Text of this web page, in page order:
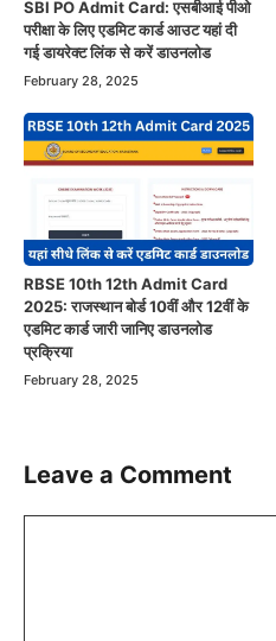
SBI PO Admit Card: एसबीआई पीओ
परीक्षा के लिए एडमिट कार्ड आउट यहां दी
गई डायरेक्ट लिंक से करें डाउनलोड
February 28, 2025
RBSE 10th 12th Admit Card
2025: राजस्थान बोर्ड 10वीं और 12वीं के
एडमिट कार्ड जारी जानिए डाउनलोड
प्रक्रिया
February 28, 2025
Leave a Comment